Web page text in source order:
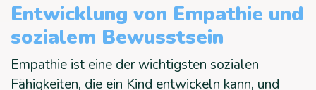
Entwicklung von Empathie und
sozialem Bewusstsein
Empathie ist eine der wichtigsten sozialen
Fähigkeiten, die ein Kind entwickeln kann, und